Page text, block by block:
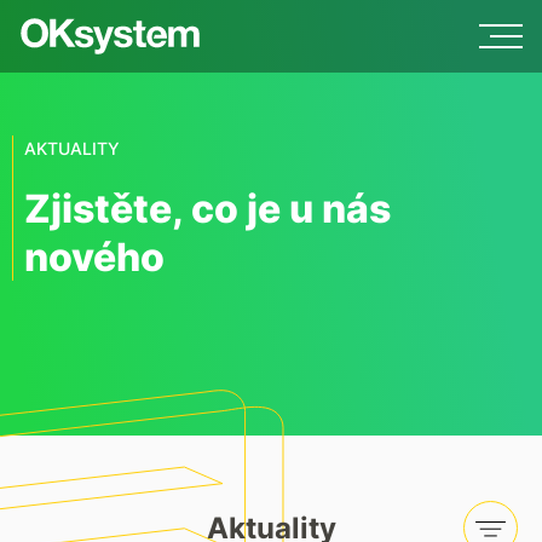
AKTUALITY
Zjistěte, co je u nás
nového
Aktuality